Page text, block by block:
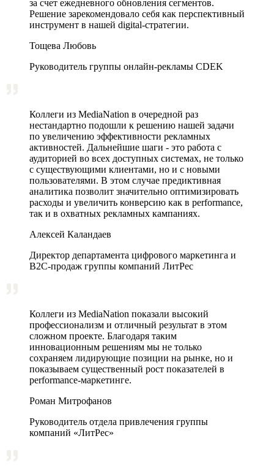
за счет ежедневного обновления сегментов.
Решение зарекомендовало себя как перспективный
инструмент в нашей digital-стратегии.
Тощева Любовь
Руководитель группы онлайн-рекламы CDEK
Коллеги из MediaNation в очередной раз
нестандартно подошли к решению нашей задачи
по увеличению эффективности рекламных
активностей. Дальнейшие шаги - это работа с
аудиторией во всех доступных системах, не только
с существующими клиентами, но и с новыми
пользователями. В этом случае предиктивная
аналитика позволит значительно оптимизировать
расходы и увеличить конверсию как в performance,
так и в охватных рекламных кампаниях.
Алексей Каландаев
Директор департамента цифрового маркетинга и
В2С-продаж группы компаний ЛитРес
Коллеги из MediaNation показали высокий
профессионализм и отличный результат в этом
сложном проекте. Благодаря таким
инновационным решениям мы не только
сохраняем лидирующие позиции на рынке, но и
показываем существенный рост показателей в
performance-маркетинге.
Роман Митрофанов
Руководитель отдела привлечения группы
компаний «ЛитРес»